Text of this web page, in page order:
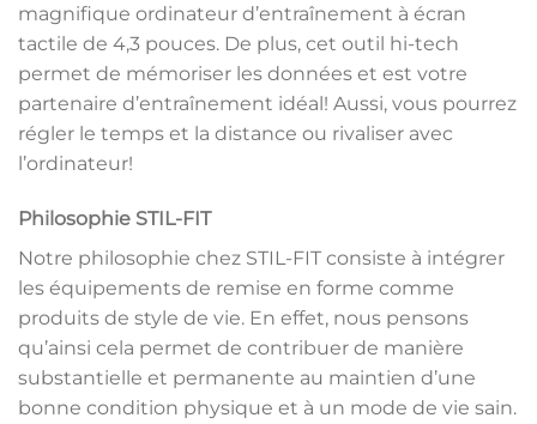
magnifique ordinateur d’entraînement à écran
tactile de 4,3 pouces. De plus, cet outil hi-tech
permet de mémoriser les données et est votre
partenaire d’entraînement idéal! Aussi, vous pourrez
régler le temps et la distance ou rivaliser avec
l’ordinateur!
Philosophie STIL-FIT
Notre philosophie chez STIL-FIT consiste à intégrer
les équipements de remise en forme comme
produits de style de vie. En effet, nous pensons
qu’ainsi cela permet de contribuer de manière
substantielle et permanente au maintien d’une
bonne condition physique et à un mode de vie sain.